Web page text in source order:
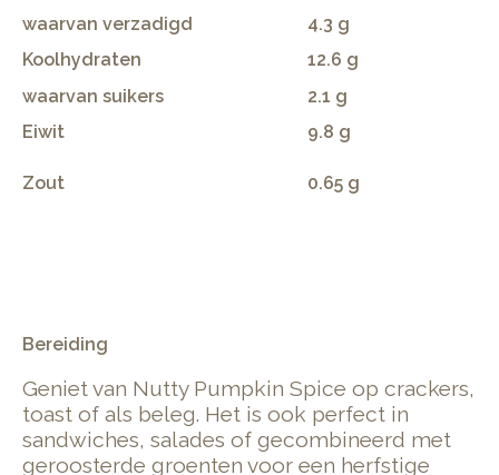
waarvan verzadigd
4.3 g
Koolhydraten
12.6 g
waarvan suikers
2.1 g
Eiwit
9.8 g
Zout 0.65 g
Bereiding
Geniet van Nutty Pumpkin Spice op crackers,
toast of als beleg. Het is ook perfect in
sandwiches, salades of gecombineerd met
geroosterde groenten voor een herfstige